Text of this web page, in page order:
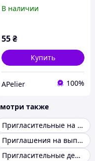
Стильное
свадьбу для гостей
В наличии
55₴
Купить
APelier 100%
также
Пригласительные на свадьбу
Приглашения на выпускной
Пригласительные день рождения